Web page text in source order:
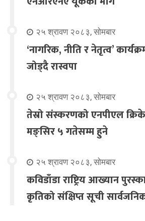
२५ श्रावण २०८३, सोमबार
‘नागरिक, नीति र नेतृत्व’
जोड्दै रास्वपा
२५ श्रावण २०८३, सोमबार
तेस्रो संस्करणको एनपीएल
मङ्सिर ५ गतेसम्म हुने
२५ श्रावण २०८३, सोमबार
कविडाँडा राष्ट्रिय आख्यान
कृतिको संक्षिप्त सूची